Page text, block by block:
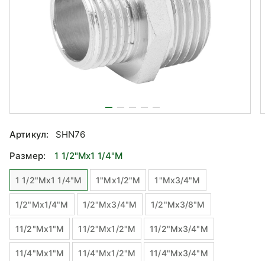
Артикул:
SHN76
Размер:
1 1/2"Mx1 1/4"M
1 1/2"Mx1 1/4"M 1"Mx1/2"М 1"Mx3/4"М
1/2"Mx1/4"М 1/2"Mx3/4"М 1/2"Mx3/8"М
11/2"Mx1"М 11/2"Mx1/2"М 11/2"Mx3/4"М
11/4"Mx1"М 11/4"Mx1/2"М 11/4"Mx3/4"М